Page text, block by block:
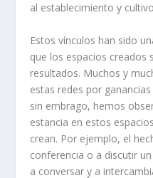
al establecimiento y
Estos vínculos han sido
que los espacios creados
resultados. Muchos y
estas redes por
sin embrago, hemos
estancia en estos
crean. Por ejemplo, el
conferencia o a discutir
a conversar y a